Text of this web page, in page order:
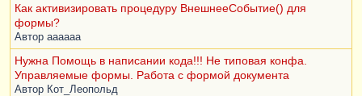
Как активизировать процедуру ВнешнееСобытие() для
формы?
Автор aaaaaa
Нужна Помощь в написании кода!!! Не типовая конфа.
Управляемые формы. Работа с формой документа
Автор Кот_Леопольд